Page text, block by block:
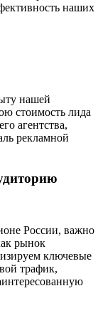
наших
нашей
стоимость лида
агентства,
рекламной
России, важно
рынок
ключевые
трафик,